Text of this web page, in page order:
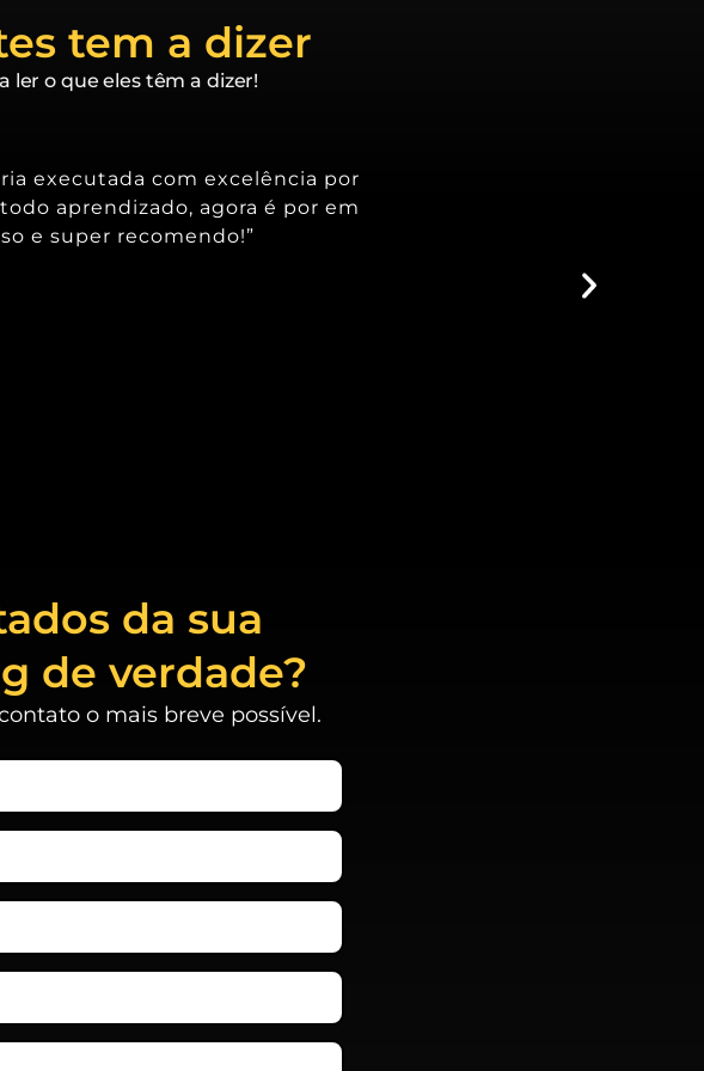
tem a dizer
ler o que eles têm a dizer!
executada com excelência por
aprendizado, agora é por em
e super recomendo!”
da sua
de verdade?
o mais breve possível.